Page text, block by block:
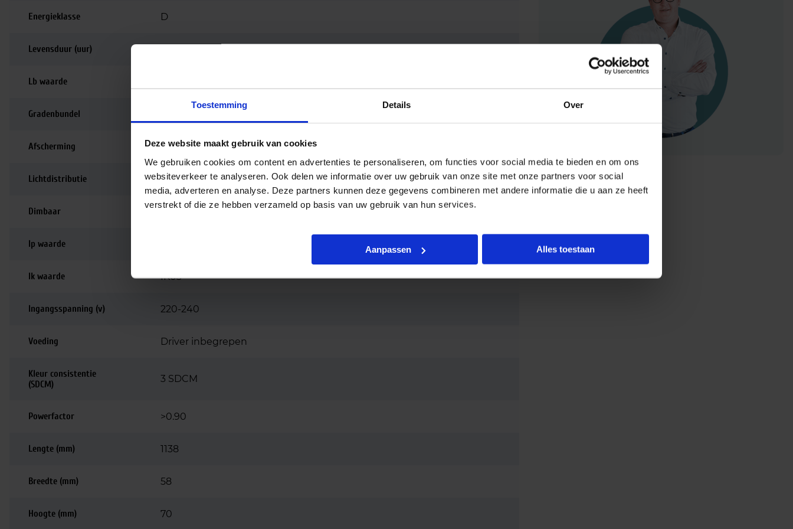
Toestemming Details Over
Deze website maakt gebruik van cookies
We gebruiken cookies om content en advertenties te personaliseren, om functies voor social media te bieden en om ons
websiteverkeer te analyseren. Ook delen we informatie over uw gebruik van onze site met onze partners voor social
media, adverteren en analyse. Deze partners kunnen deze gegevens combineren met andere informatie die u aan ze heeft
verstrekt of die ze hebben verzameld op basis van uw gebruik van hun services.
Aanpassen Alles toestaan
Energieklasse D
Levensduur (uur)
Lb waarde
Gradenbundel
Afscherming Lensoptiek
Lichtdistributie Symmetrisch
Dimbaar Niet dimbaar
Ip waarde
Ik waarde IK03
Ingangsspanning (v) 220-240
Voeding Driver inbegrepen
Kleur consistentie
(SDCM)
3 SDCM
Powerfactor >0.90
Lengte (mm) 1138
Breedte (mm) 58
Hoogte (mm) 70